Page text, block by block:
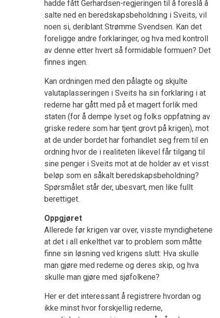
hadde fått Gerhardsen-regjeringen til å foreslå å
salte ned en beredskapsbeholdning i Sveits, vil
noen si, deriblant Strømme Svendsen. Kan det
foreligge andre forklaringer, og hva med kontroll
av denne etter hvert så formidable formuen? Det
finnes ingen.
Kan ordningen med den pålagte og skjulte
valutaplasseringen i Sveits ha sin forklaring i at
rederne har gått med på et magert forlik med
staten (for å dempe lyset og folks oppfatning av
griske redere som har tjent grovt på krigen), mot
at de under bordet har forhandlet seg frem til en
ordning hvor de i realiteten likevel får tilgang til
sine penger i Sveits mot at de holder av et visst
beløp som en såkalt beredskapsbeholdning?
Spørsmålet står der, ubesvart, men like fullt
berettiget.
Oppgjøret
Allerede før krigen var over, visste myndighetene
at det i all enkelthet var to problem som måtte
finne sin løsning ved krigens slutt: Hva skulle
man gjøre med rederne og deres skip, og hva
skulle man gjøre med sjøfolkene?
Her er det interessant å registrere hvordan og
ikke minst hvor forskjellig rederne,